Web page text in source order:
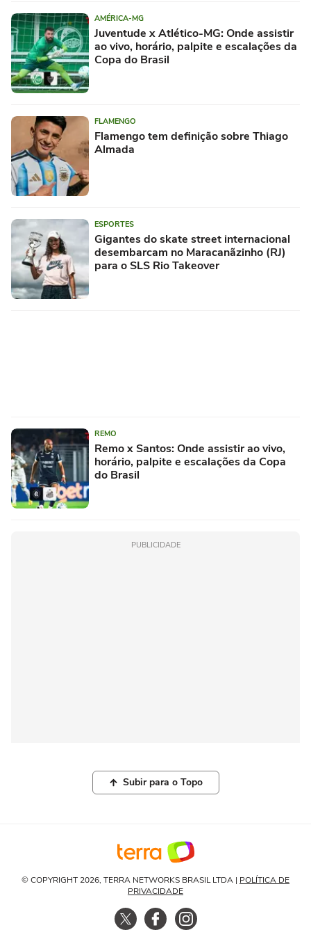
AMÉRICA-MG
Juventude x Atlético-MG: Onde assistir
ao vivo, horário, palpite e escalações da
Copa do Brasil
FLAMENGO
Flamengo tem definição sobre Thiago
Almada
ESPORTES
Gigantes do skate street internacional
desembarcam no Maracanãzinho (RJ)
para o SLS Rio Takeover
REMO
Remo x Santos: Onde assistir ao vivo,
horário, palpite e escalações da Copa
do Brasil
PUBLICIDADE
Subir para o Topo
© COPYRIGHT 2026, TERRA NETWORKS BRASIL LTDA | POLÍTICA DE
PRIVACIDADE